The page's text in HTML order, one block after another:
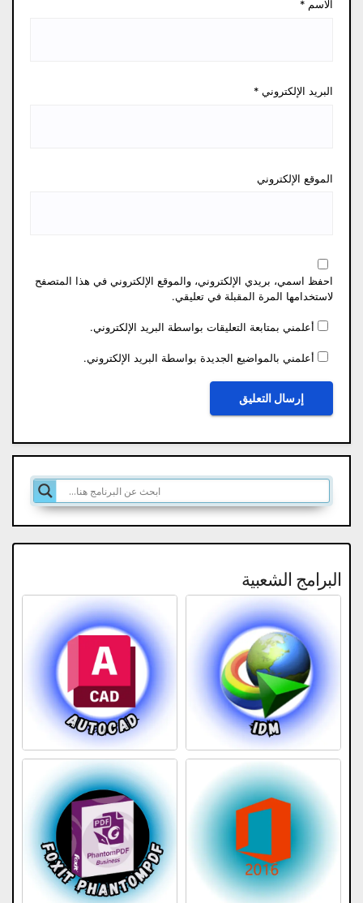
الاسم *
البريد الإلكتروني *
الموقع الإلكتروني
احفظ اسمي، بريدي الإلكتروني، والموقع الإلكتروني في هذا المتصفح
لاستخدامها المرة المقبلة في تعليقي.
أعلمني بمتابعة التعليقات بواسطة البريد الإلكتروني.
أعلمني بالمواضيع الجديدة بواسطة البريد الإلكتروني.
البرامج الشعبية